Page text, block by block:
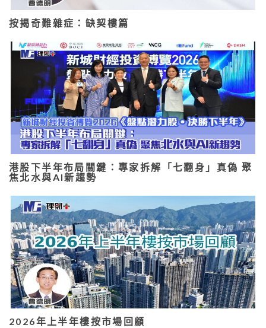
按揭奇難雜症：缺契樓篇
港股下半年布局關鍵：專家拆解「七翻身」真偽 聚
焦北水與AI新趨勢
2026年上半年樓按市場回顧